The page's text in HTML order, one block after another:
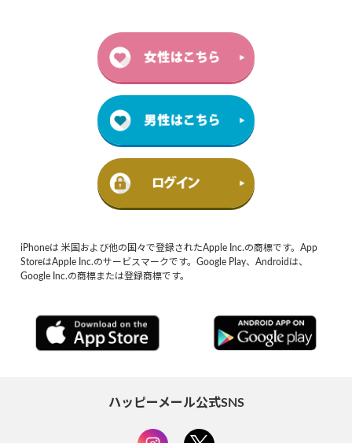
iPhoneは 米国および他の国々で登録されたApple Inc.の商標です。App
StoreはApple Inc.のサービスマークです。Google Play、Androidは、
Google Inc.の商標または登録商標です。
ハッピーメール公式SNS